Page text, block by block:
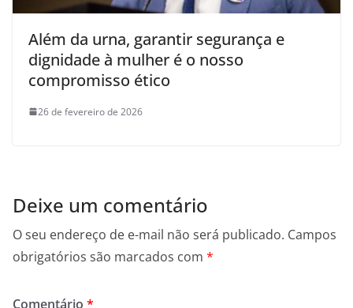
Além da urna, garantir segurança e
dignidade à mulher é o nosso
compromisso ético
26 de fevereiro de 2026
Deixe um comentário
O seu endereço de e-mail não será publicado. Campos
obrigatórios são marcados com *
Comentário *